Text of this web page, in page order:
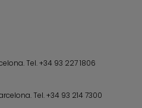
Tel.+34 93 227 1806
Tel.+34 93 214 7300